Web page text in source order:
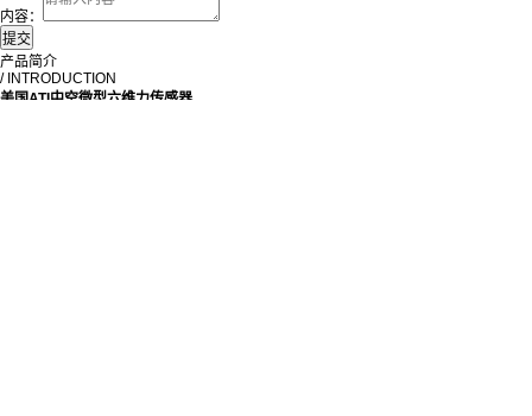
内容：
产品简介
/ INTRODUCTION
美国ATI中空微型六维力传感器